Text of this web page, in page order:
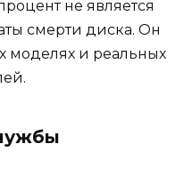
не является
смерти диска. Он
моделях и реальных